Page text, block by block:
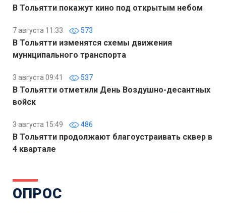
В Тольятти покажут кино под открытым небом
7 августа 11:33 573
В Тольятти изменятся схемы движения
муниципального транспорта
3 августа 09:41 537
В Тольятти отметили День Воздушно-десантных
войск
3 августа 15:49 486
В Тольятти продолжают благоустраивать сквер в
4 квартале
ОПРОС